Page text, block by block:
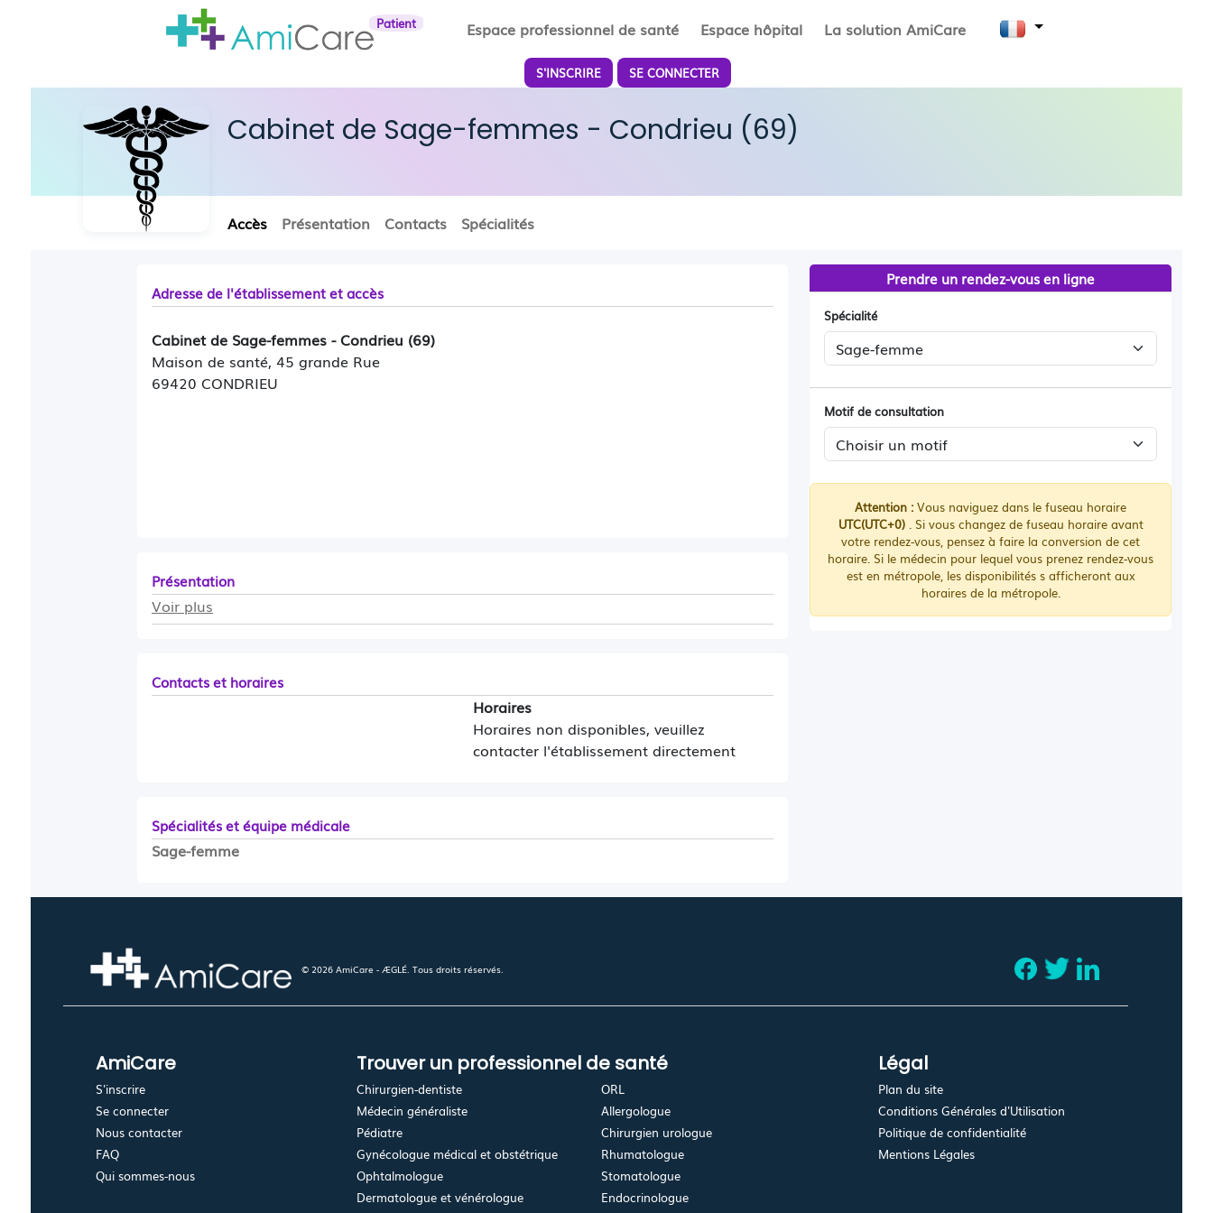
Patient Espace professionnel de santé Espace hôpital La solution AmiCare
S'INSCRIRE SE CONNECTER
Cabinet de Sage-femmes - Condrieu (69)
Accès Présentation Contacts Spécialités
Adresse de l'établissement et accès
Cabinet de Sage-femmes - Condrieu (69)
Maison de santé, 45 grande Rue
69420 CONDRIEU
Présentation
Voir plus
Contacts et horaires
Horaires
Horaires non disponibles, veuillez
contacter l'établissement directement
Spécialités et équipe médicale
Sage-femme
Prendre un rendez-vous en ligne
Spécialité
Motif de consultation
Attention : Vous naviguez dans le fuseau horaire
UTC(UTC+0). Si vous changez de fuseau horaire avant
votre rendez-vous, pensez à faire la conversion de cet
horaire. Si le médecin pour lequel vous prenez rendez-vous
est en métropole, les disponibilités s afficheront aux
horaires de la métropole.
© 2026 AmiCare - ÆGLÉ. Tous droits réservés.
AmiCare
S'inscrire
Se connecter
Nous contacter
FAQ
Qui sommes-nous
Trouver un professionnel de santé
Chirurgien-dentiste
Médecin généraliste
Pédiatre
Gynécologue médical et obstétrique
Ophtalmologue
Dermatologue et vénérologue
ORL
Allergologue
Chirurgien urologue
Rhumatologue
Stomatologue
Endocrinologue
Légal
Plan du site
Conditions Générales d'Utilisation
Politique de confidentialité
Mentions Légales